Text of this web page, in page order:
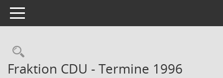
Toggle navigation
Rechercheauswahl
Fraktion CDU - Termine 1996